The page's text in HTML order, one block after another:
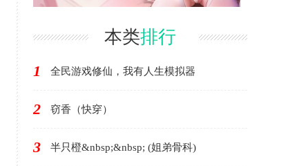
本类排行
1 全民游戏修仙，我有人生模拟器
2 窃香（快穿）
3 半只橙&nbsp;&nbsp; (姐弟骨科)